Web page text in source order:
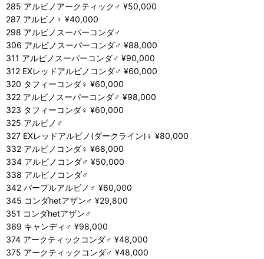
285 アルビノアークティック♂ ¥50,000
287 アルビノ♀ ¥40,000
298 アルビノスーパーコンダ♂
306 アルビノスーパーコンダ♂ ¥88,000
311 アルビノスーパーコンダ♂ ¥90,000
312 EXレッドアルビノコンダ♂ ¥60,000
320 タフィーコンダ♀ ¥60,000
322 アルビノスーパーコンダ♂ ¥98,000
323 タフィーコンダ♀ ¥60,000
325 アルビノ♂
327 EXレッドアルビノ(ダークライン)♀ ¥80,000
332 アルビノコンダ♀ ¥68,000
334 アルビノコンダ♂ ¥50,000
338 アルビノコンダ♂
342 パープルアルビノ♂ ¥60,000
345 コンダhetアザン♂ ¥29,800
351 コンダhetアザン♂
369 キャンディ♂ ¥98,000
374 アークティックコンダ♂ ¥48,000
375 アークティックコンダ♂ ¥48,000